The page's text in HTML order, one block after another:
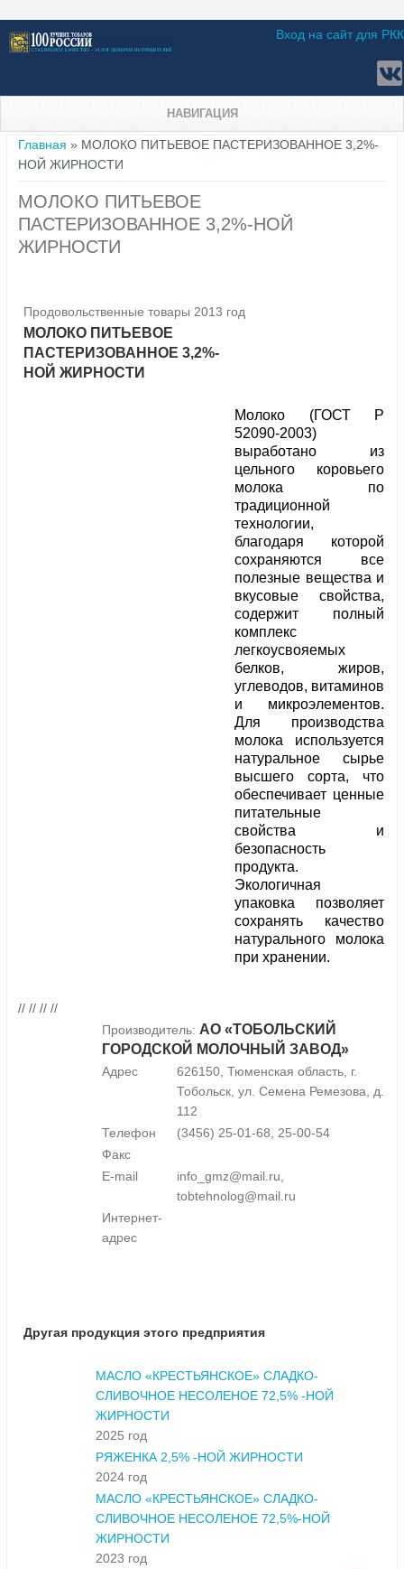
Вход на сайт для РКК
НАВИГАЦИЯ
Вы здесь
Главная » МОЛОКО ПИТЬЕВОЕ ПАСТЕРИЗОВАННОЕ 3,2%-
НОЙ ЖИРНОСТИ
МОЛОКО ПИТЬЕВОЕ
ПАСТЕРИЗОВАННОЕ 3,2%-НОЙ
ЖИРНОСТИ
Продовольственные товары 2013 год
МОЛОКО ПИТЬЕВОЕ
ПАСТЕРИЗОВАННОЕ 3,2%-
НОЙ ЖИРНОСТИ
Молоко (ГОСТ Р
52090-2003)
выработано из
цельного коровьего
молока по
традиционной
технологии,
благодаря которой
сохраняются все
полезные вещества и
вкусовые свойства,
содержит полный
комплекс
легкоусвояемых
белков, жиров,
углеводов, витаминов
и микроэлементов.
Для производства
молока используется
натуральное сырье
высшего сорта, что
обеспечивает ценные
питательные
свойства и
безопасность
продукта.
Экологичная
упаковка позволяет
сохранять качество
натурального молока
при хранении.
// // // //
Производитель: АО «ТОБОЛЬСКИЙ
ГОРОДСКОЙ МОЛОЧНЫЙ ЗАВОД»
Адрес
626150, Тюменская область, г.
Тобольск, ул. Семена Ремезова, д.
112
Телефон
(3456) 25-01-68, 25-00-54
Факс
E-mail
info_gmz@mail.ru,
tobtehnolog@mail.ru
Интернет-
адрес
Другая продукция этого предприятия
МАСЛО «КРЕСТЬЯНСКОЕ» СЛАДКО-
СЛИВОЧНОЕ НЕСОЛЕНОЕ 72,5% -НОЙ
ЖИРНОСТИ
2025 год
РЯЖЕНКА 2,5% -НОЙ ЖИРНОСТИ
2024 год
МАСЛО «КРЕСТЬЯНСКОЕ» СЛАДКО-
СЛИВОЧНОЕ НЕСОЛЕНОЕ 72,5%-НОЙ
ЖИРНОСТИ
2023 год